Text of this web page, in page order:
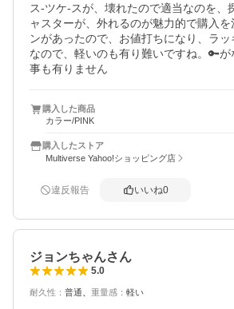
ス-ツケ-スが、壊れたので適当なのを、
ャスターが、外れるのが魅力的で購入
ンがあったので、お値打ちになり、ラ
なので、軽いのも有り難いですね。🔑が
事も有りません
購入した商品
カラー/PINK
購入したストア
Multiverse Yahoo!ショッピング店
違反報告 いいね0
ジョンちゃんさん
5.0
耐久性 ： 普通 重量感 ： 軽い